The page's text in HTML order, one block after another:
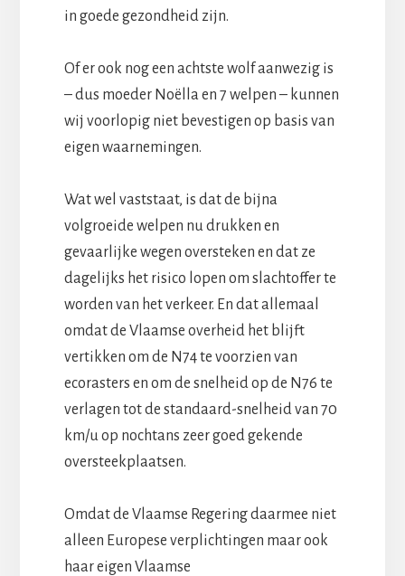
in goede gezondheid zijn.
Of er ook nog een achtste wolf aanwezig is
– dus moeder Noëlla en 7 welpen – kunnen
wij voorlopig niet bevestigen op basis van
eigen waarnemingen.
Wat wel vaststaat, is dat de bijna
volgroeide welpen nu drukken en
gevaarlijke wegen oversteken en dat ze
dagelijks het risico lopen om slachtoffer te
worden van het verkeer. En dat allemaal
omdat de Vlaamse overheid het blijft
vertikken om de N74 te voorzien van
ecorasters en om de snelheid op de N76 te
verlagen tot de standaard-snelheid van 70
km/u op nochtans zeer goed gekende
oversteekplaatsen.
Omdat de Vlaamse Regering daarmee niet
alleen Europese verplichtingen maar ook
haar eigen Vlaamse